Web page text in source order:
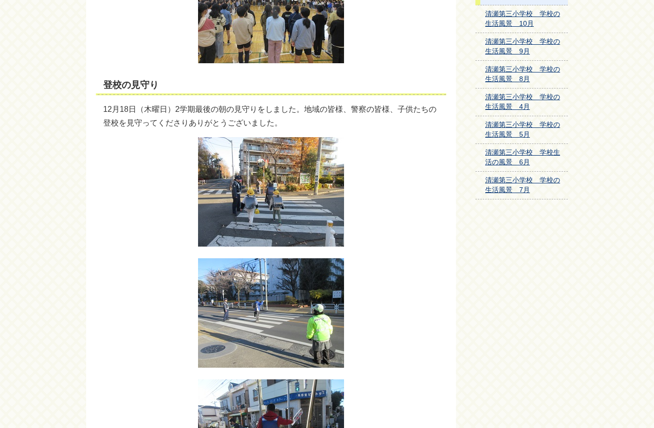
登校の見守り
12月18日（木曜日）2学期最後の朝の見守りをしました。地域の皆様、警察の皆様、子供たちの
登校を見守ってくださりありがとうございました。
清瀬第三小学校 学校の
生活風景 10月
清瀬第三小学校 学校の
生活風景 9月
清瀬第三小学校 学校の
生活風景 8月
清瀬第三小学校 学校の
生活風景 4月
清瀬第三小学校 学校の
生活風景 5月
清瀬第三小学校 学校生
活の風景 6月
清瀬第三小学校 学校の
生活風景 7月